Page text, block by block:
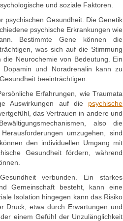
und soziale Faktoren.
psychischen Gesundheit. Die Genetik
psychische Erkrankungen wie
Bestimmte Gene können die
was sich auf die Stimmung
Neurochemie von Bedeutung. Ein
Dopamin und Noradrenalin kann zu
beeinträchtigen.
Erfahrungen, wie Traumata
Auswirkungen auf die psychische
das Vertrauen in andere und
also die
umzugehen, sind
den individuellen Umgang mit
Gesundheit fördern, während
verbunden. Ein starkes
Gemeinschaft besteht, kann eine
Isolation hingegen kann das Risiko
Druck, etwa durch Erwartungen und
einem Gefühl der Unzulänglichkeit